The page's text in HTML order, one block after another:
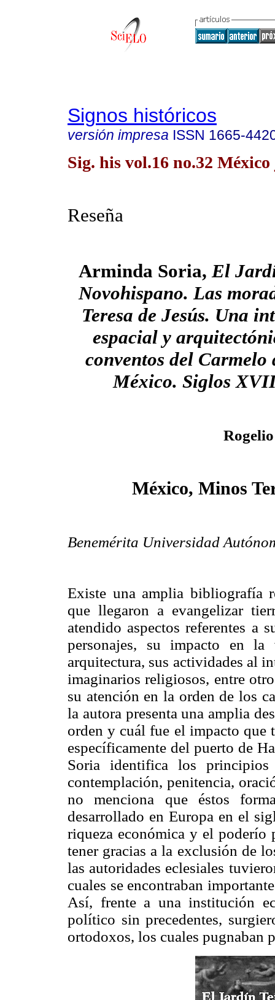
Signos históricos
versión impresa ISSN 1665-
Sig. his vol.16 no.32
Reseña
Arminda Soria,El
Novohispano. Las
Teresa de Jesús. Una
espacial y
conventos del Carmelo
México. Siglos
México, Minos
Benemérita Universidad
Existe una amplia bibliografía
que llegaron a evangelizar
atendido aspectos referentes a
personajes, su impacto en
arquitectura, sus actividades al
imaginarios religiosos, entre
su atención en la orden de los
la autora presenta una amplia
orden y cuál fue el impacto que
específicamente del puerto de
Soria identifica los principios
contemplación, penitencia,
no menciona que éstos
desarrollado en Europa en el
riqueza económica y el
tener gracias a la exclusión de
las autoridades eclesiales
cuales se encontraban
Así, frente a una institución
político sin precedentes,
ortodoxos, los cuales pugnaban